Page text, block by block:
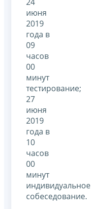
июня
2019
года в
09
часов
00
минут
тестирование;
27
июня
2019
года в
10
часов
00
минут
индивидуальное
собеседование.